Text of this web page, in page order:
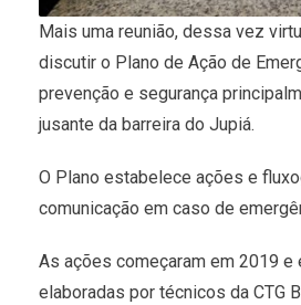
Mais uma reunião, dessa vez
discutir o Plano de Ação de
prevenção e segurança
jusante da barreira do Jupiá.
O Plano estabelece ações e
comunicação em caso de
As ações começaram em 2019 e
elaboradas por técnicos da CTG